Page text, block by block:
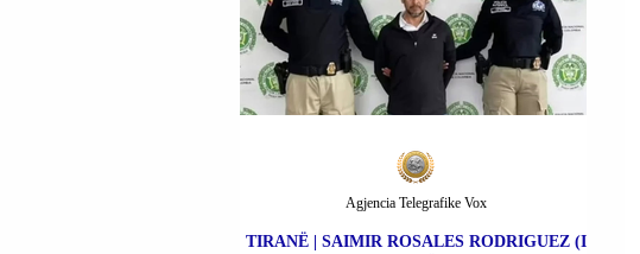
TIRANË | SAIMIR ROSALES RODRIGUEZ (I
Agjencia Telegrafike Vox